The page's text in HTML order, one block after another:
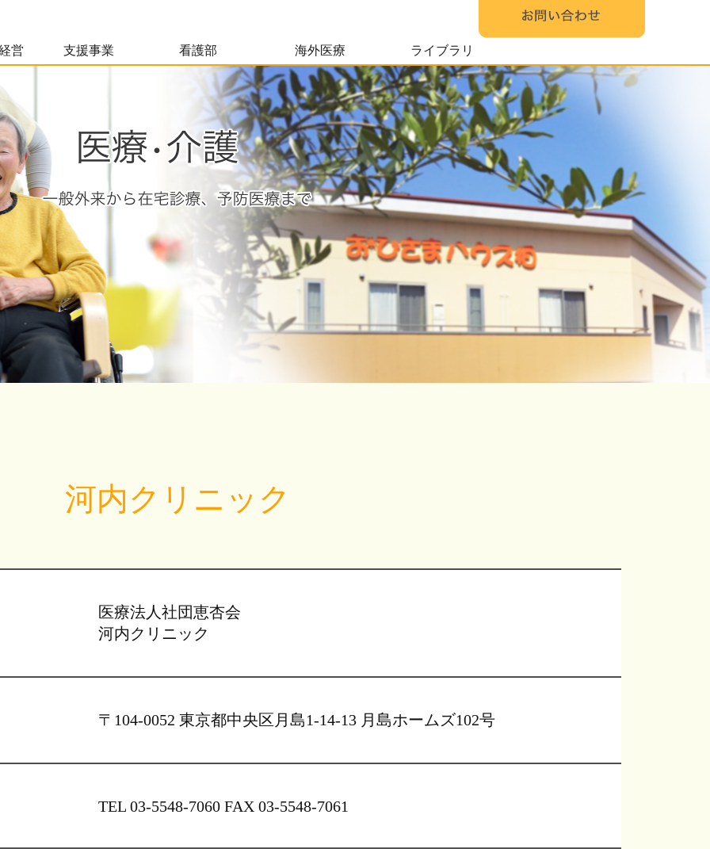
営 支援事業 看護部 海外医療 ライブラリ
河内クリニック
医療法人社団恵杏会
河内クリニック
〒104-0052 東京都中央区月島1-14-13 月島ホームズ102号
TEL 03-5548-7060 FAX 03-5548-7061